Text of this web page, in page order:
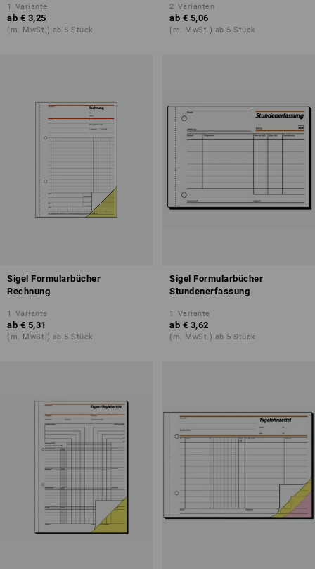
1 Variante
ab € 3,25
(m. MwSt.) ab 5 Stück
2 Varianten
ab € 5,06
(m. MwSt.) ab 5 Stück
Sigel Formularbücher
Rechnung
1 Variante
ab € 5,31
(m. MwSt.) ab 5 Stück
Sigel Formularbücher
Stundenerfassung
1 Variante
ab € 3,62
(m. MwSt.) ab 5 Stück